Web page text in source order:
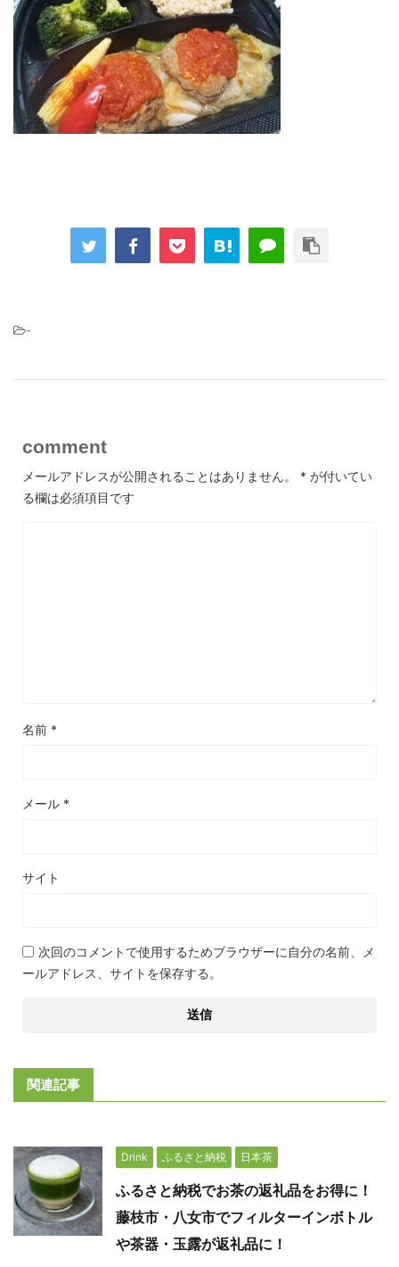
-
comment
メールアドレスが公開されることはありません。 * が付いてい
る欄は必須項目です
名前 *
メール *
サイト
次回のコメントで使用するためブラウザーに自分の名前、メ
ールアドレス、サイトを保存する。
関連記事
Drink ふるさと納税 日本茶
ふるさと納税でお茶の返礼品をお得に！
藤枝市・八女市でフィルターインボトル
や茶器・玉露が返礼品に！